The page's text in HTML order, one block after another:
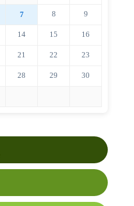
7 8 9
14 15 16
21 22 23
28 29 30